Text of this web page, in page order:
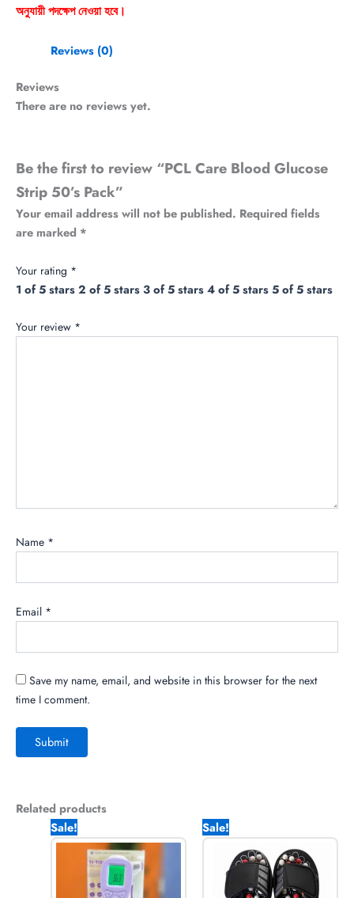
অনুযায়ী পদক্ষেপ নেওয়া হবে।
Reviews (0)
Reviews
There are no reviews yet.
Be the first to review “PCL Care Blood Glucose
Strip 50’s Pack”
Your email address will not be published. Required fields
are marked *
Your rating *
1 of 5 stars2 of 5 stars3 of 5 stars4 of 5 stars5 of 5 stars
Your review *
Name *
Email *
Save my name, email, and website in this browser for the next
time I comment.
Related products
Sale!
price
was:
1,590.00৳ .
price
Sale!
price
was:
1,250.00৳ .
price
is:
950.00৳ .